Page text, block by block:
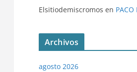
Elsitiodemiscromos en PACO
Archivos
agosto 2026